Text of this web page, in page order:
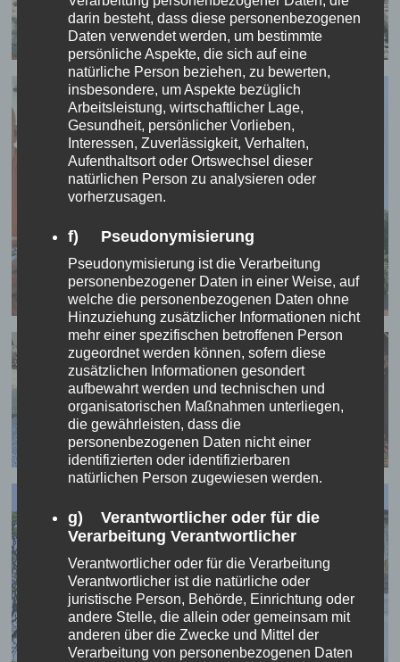
darin besteht, dass diese personenbezogenen
Daten verwendet werden, um bestimmte
persönliche Aspekte, die sich auf eine
natürliche Person beziehen, zu bewerten,
insbesondere, um Aspekte bezüglich
Arbeitsleistung, wirtschaftlicher Lage,
Gesundheit, persönlicher Vorlieben,
Interessen, Zuverlässigkeit, Verhalten,
Aufenthaltsort oder Ortswechsel dieser
natürlichen Person zu analysieren oder
vorherzusagen.
f) Pseudonymisierung
Pseudonymisierung ist die Verarbeitung
personenbezogener Daten in einer Weise, auf
welche die personenbezogenen Daten ohne
Hinzuziehung zusätzlicher Informationen nicht
mehr einer spezifischen betroffenen Person
zugeordnet werden können, sofern diese
zusätzlichen Informationen gesondert
aufbewahrt werden und technischen und
organisatorischen Maßnahmen unterliegen,
die gewährleisten, dass die
personenbezogenen Daten nicht einer
identifizierten oder identifizierbaren
natürlichen Person zugewiesen werden.
g) Verantwortlicher oder für die
Verarbeitung Verantwortlicher
Verantwortlicher oder für die Verarbeitung
Verantwortlicher ist die natürliche oder
juristische Person, Behörde, Einrichtung oder
andere Stelle, die allein oder gemeinsam mit
anderen über die Zwecke und Mittel der
Verarbeitung von personenbezogenen Daten